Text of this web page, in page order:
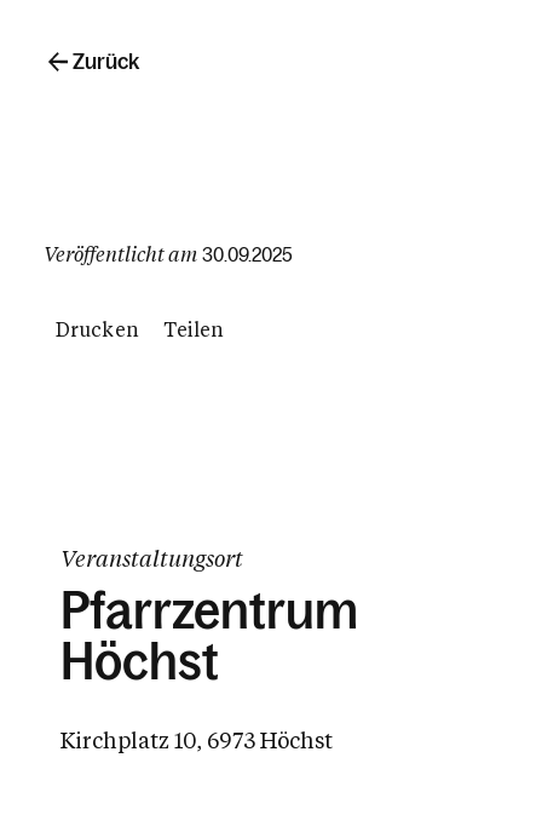
Veröffentlicht am 30.09.2025
Drucken Teilen
Zurück
Veranstaltungsort
Pfarrzentrum
Höchst
Kirchplatz 10, 6973 Höchst